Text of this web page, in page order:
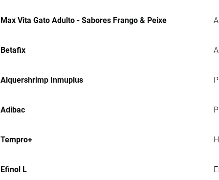
Max Vita Gato Adulto - Sabores Frango & Peixe
Betafix
Alquershrimp Inmuplus
Adibac
Tempro+
Efinol L